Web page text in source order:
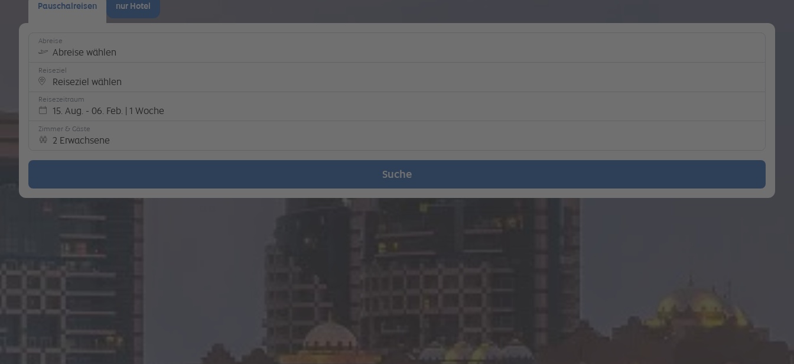
Pauschalreisen nur Hotel
Abreise
Abreise wählen
Reiseziel
Reiseziel wählen
Reisezeitraum
15. Aug. - 06. Feb. | 1 Woche
Zimmer & Gäste
2 Erwachsene
Suche